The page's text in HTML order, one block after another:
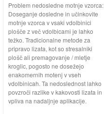
Problem nedosledne motnje vzorca:
Doseganje dosledne in učinkovite
motnje vzorca v vsaki vdolbinici
plošče z več vdolbicami je lahko
težko. Tradicionalne metode za
pripravo lizata, kot so stresalniki
plošč ali premagovanje / mletje
kroglic, pogosto ne dosežejo
enakomernih motenj v vseh
vdolbinicah. Ta nedoslednost lahko
povzroči razlike v kakovosti lizata in
vpliva na nadaljnje aplikacije.